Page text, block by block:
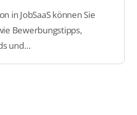
in JobSaaS können Sie
Bewerbungstipps,
und
auf Ihrer